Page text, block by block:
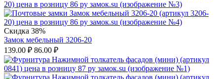
Скидка 38%
Замок мебельный 3206-20
139.00 ₽ 86.00 ₽